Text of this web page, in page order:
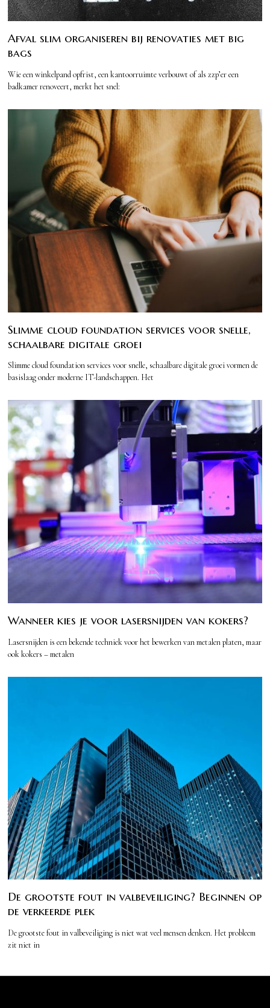
Afval slim organiseren bij renovaties met big
bags
Wie een winkelpand opfrist, een kantoorruimte verbouwt of als zzp’er een
badkamer renoveert, merkt het snel:
Slimme cloud foundation services voor snelle,
schaalbare digitale groei
Slimme cloud foundation services voor snelle, schaalbare digitale groei vormen de
basislaag onder moderne IT-landschappen. Het
Wanneer kies je voor lasersnijden van kokers?
Lasersnijden is een bekende techniek voor het bewerken van metalen platen, maar
ook kokers – metalen
De grootste fout in valbeveiliging? Beginnen op
de verkeerde plek
De grootste fout in valbeveiliging is niet wat veel mensen denken. Het probleem
zit niet in